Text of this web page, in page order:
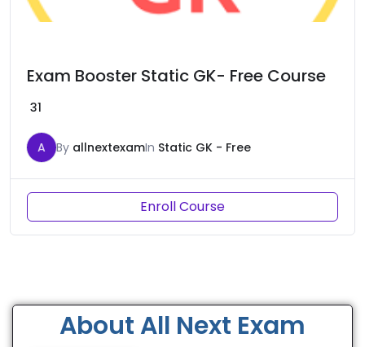
Exam Booster Static GK- Free Course
31
A By allnextexamIn Static GK - Free
Enroll Course
About All Next Exam